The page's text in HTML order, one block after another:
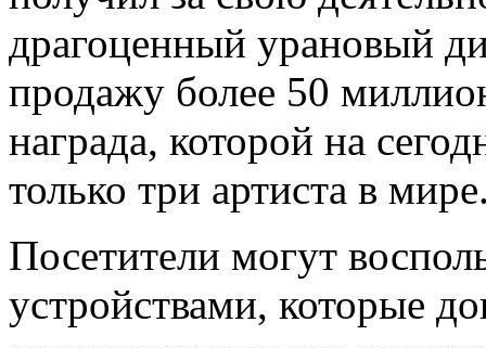
драгоценный урановый
продажу более 50
награда, которой на
только три артиста в
Посетители могут
устройствами, которые